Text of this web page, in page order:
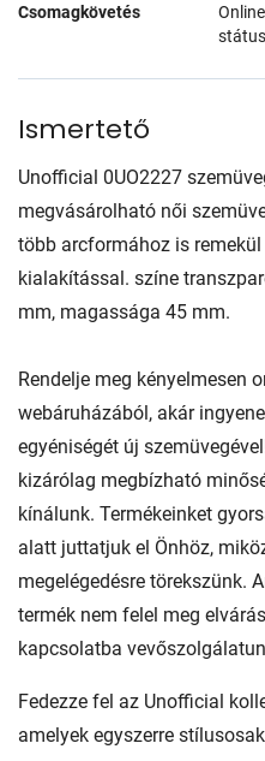
Csomagkövetés
Ismertető
Unofficial 0UO2227
megvásárolható női
több arcformához is
kialakítással. színe
mm, magassága 45 mm.
Rendelje meg kényelmesen
webáruházából, akár
egyéniségét új
kizárólag megbízható
kínálunk. Termékeinket
alatt juttatjuk el Önhöz,
megelégedésre törekszünk.
termék nem felel meg
kapcsolatba
Fedezze fel az Unofficial
amelyek egyszerre